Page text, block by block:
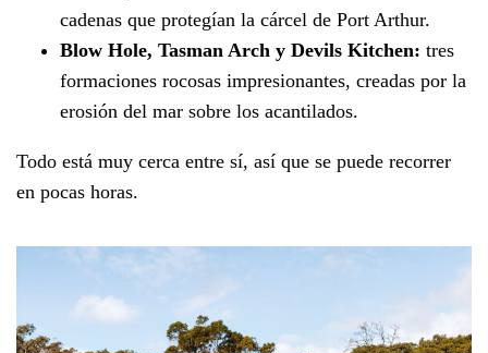
cadenas que protegían la cárcel de Port Arthur.
Blow Hole, Tasman Arch y Devils Kitchen: tres
formaciones rocosas impresionantes, creadas por la
erosión del mar sobre los acantilados.
Todo está muy cerca entre sí, así que se puede recorrer
en pocas horas.